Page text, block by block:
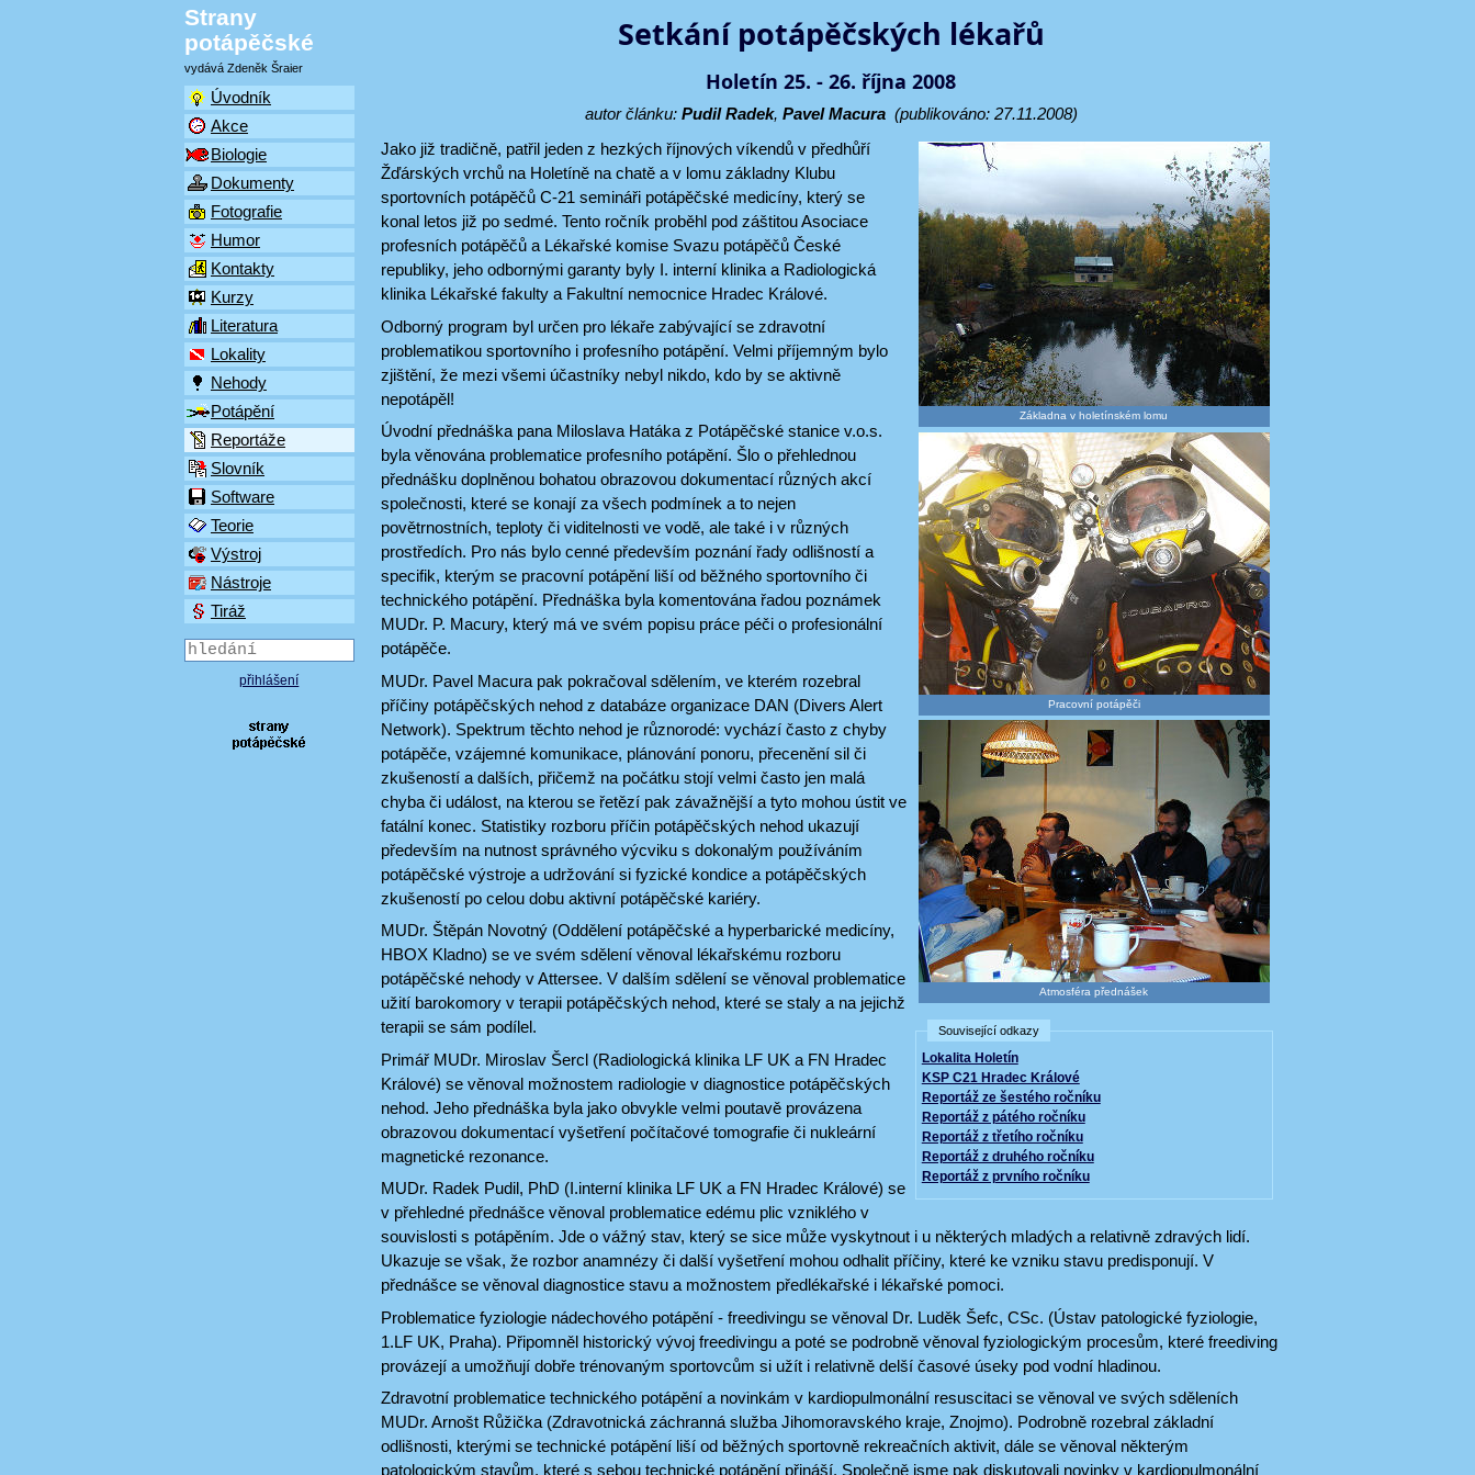
Strany
potápěčské
vydává Zdeněk Šraier
Úvodník
Akce
Biologie
Dokumenty
Fotografie
Humor
Kontakty
Kurzy
Literatura
Lokality
Nehody
Potápění
Reportáže
Slovník
Software
Teorie
Výstroj
Nástroje
Tiráž
přihlášení
Setkání potápěčských lékařů
Holetín 25. - 26. října 2008
autor článku: Pudil Radek, Pavel Macura(publikováno: 27.11.2008)
Základna v holetínském lomu
Pracovní potápěči
Atmosféra přednášek
Související odkazy
Lokalita Holetín
KSP C21 Hradec Králové
Reportáž ze šestého ročníku
Reportáž z pátého ročníku
Reportáž z třetího ročníku
Reportáž z druhého ročníku
Reportáž z prvního ročníku
Jako již tradičně, patřil jeden z hezkých říjnových víkendů v předhůří
Žďárských vrchů na Holetíně na chatě a v lomu základny Klubu
sportovních potápěčů C-21 semináři potápěčské medicíny, který se
konal letos již po sedmé. Tento ročník proběhl pod záštitou Asociace
profesních potápěčů a Lékařské komise Svazu potápěčů České
republiky, jeho odbornými garanty byly I. interní klinika a Radiologická
klinika Lékařské fakulty a Fakultní nemocnice Hradec Králové.
Odborný program byl určen pro lékaře zabývající se zdravotní
problematikou sportovního i profesního potápění. Velmi příjemným bylo
zjištění, že mezi všemi účastníky nebyl nikdo, kdo by se aktivně
nepotápěl!
Úvodní přednáška pana Miloslava Hatáka z Potápěčské stanice v.o.s.
byla věnována problematice profesního potápění. Šlo o přehlednou
přednášku doplněnou bohatou obrazovou dokumentací různých akcí
společnosti, které se konají za všech podmínek a to nejen
povětrnostních, teploty či viditelnosti ve vodě, ale také i v různých
prostředích. Pro nás bylo cenné především poznání řady odlišností a
specifik, kterým se pracovní potápění liší od běžného sportovního či
technického potápění. Přednáška byla komentována řadou poznámek
MUDr. P. Macury, který má ve svém popisu práce péči o profesionální
potápěče.
MUDr. Pavel Macura pak pokračoval sdělením, ve kterém rozebral
příčiny potápěčských nehod z databáze organizace DAN (Divers Alert
Network). Spektrum těchto nehod je různorodé: vychází často z chyby
potápěče, vzájemné komunikace, plánování ponoru, přecenění sil či
zkušeností a dalších, přičemž na počátku stojí velmi často jen malá
chyba či událost, na kterou se řetězí pak závažnější a tyto mohou ústit ve
fatální konec. Statistiky rozboru příčin potápěčských nehod ukazují
především na nutnost správného výcviku s dokonalým používáním
potápěčské výstroje a udržování si fyzické kondice a potápěčských
zkušeností po celou dobu aktivní potápěčské kariéry.
MUDr. Štěpán Novotný (Oddělení potápěčské a hyperbarické medicíny,
HBOX Kladno) se ve svém sdělení věnoval lékařskému rozboru
potápěčské nehody v Attersee. V dalším sdělení se věnoval problematice
užití barokomory v terapii potápěčských nehod, které se staly a na jejichž
terapii se sám podílel.
Primář MUDr. Miroslav Šercl (Radiologická klinika LF UK a FN Hradec
Králové) se věnoval možnostem radiologie v diagnostice potápěčských
nehod. Jeho přednáška byla jako obvykle velmi poutavě provázena
obrazovou dokumentací vyšetření počítačové tomografie či nukleární
magnetické rezonance.
MUDr. Radek Pudil, PhD (I.interní klinika LF UK a FN Hradec Králové) se
v přehledné přednášce věnoval problematice edému plic vzniklého v
souvislosti s potápěním. Jde o vážný stav, který se sice může vyskytnout i u některých mladých a relativně zdravých lidí.
Ukazuje se však, že rozbor anamnézy či další vyšetření mohou odhalit příčiny, které ke vzniku stavu predisponují. V
přednášce se věnoval diagnostice stavu a možnostem předlékařské i lékařské pomoci.
Problematice fyziologie nádechového potápění - freedivingu se věnoval Dr. Luděk Šefc, CSc. (Ústav patologické fyziologie,
1.LF UK, Praha). Připomněl historický vývoj freedivingu a poté se podrobně věnoval fyziologickým procesům, které freediving
provázejí a umožňují dobře trénovaným sportovcům si užít i relativně delší časové úseky pod vodní hladinou.
Zdravotní problematice technického potápění a novinkám v kardiopulmonální resuscitaci se věnoval ve svých sděleních
MUDr. Arnošt Růžička (Zdravotnická záchranná služba Jihomoravského kraje, Znojmo). Podrobně rozebral základní
odlišnosti, kterými se technické potápění liší od běžných sportovně rekreačních aktivit, dále se věnoval některým
patologickým stavům, které s sebou technické potápění přináší. Společně jsme pak diskutovali novinky v kardiopulmonální